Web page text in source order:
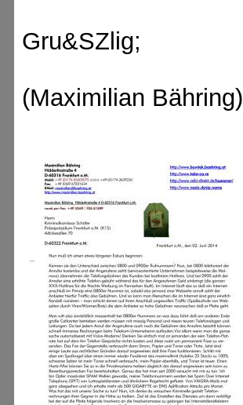
Gru&SZlig;
(Maximilian Bähring)